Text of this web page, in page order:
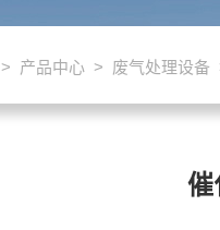
> 产品中心 > 废气处理设备
催